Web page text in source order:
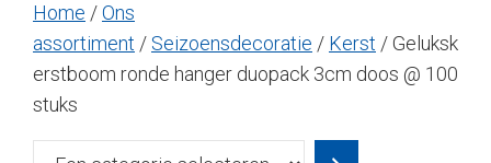
Home /Ons
assortiment / Seizoensdecoratie / Kerst / Geluksk
erstboom ronde hanger duopack 3cm doos @ 100
stuks
Een